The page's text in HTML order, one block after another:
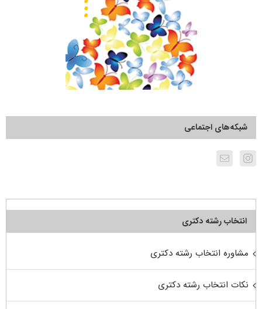
شبکه‌های اجتماعی
انتخاب رشته دکتری
مشاوره انتخاب رشته دکتری
نکات انتخاب رشته دکتری